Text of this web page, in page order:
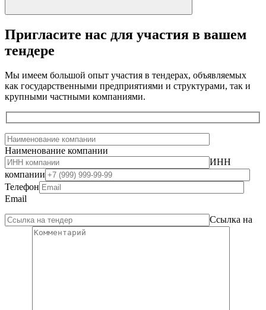
Пригласите нас для участия в вашем
тендере
Мы имеем большой опыт участия в тендерах, объявляемых
как государственными предприятиями и структурами, так и
крупными частными компаниями.
Наименование компании
ИНН
компании
Телефон
Email
Ссылка на